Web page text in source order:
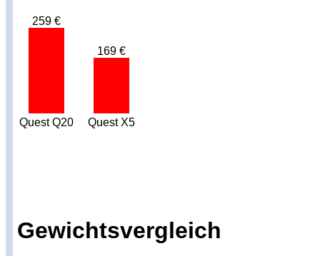
259 €
169 €
Quest Q20 Quest X5
Gewichtsvergleich